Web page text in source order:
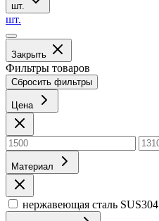
шт.
шт.
Закрыть
Фильтры товаров
Сбросить фильтры
Цена
Материал
нержавеющая сталь SUS304